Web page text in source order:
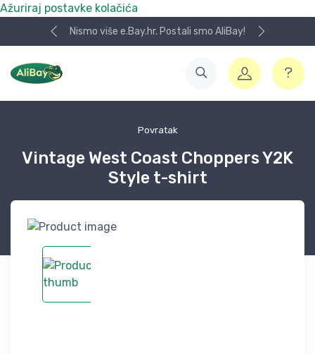
Ažuriraj postavke kolačića
Nismo više e.Bay.hr. Postali smo AliBay!
Povratak
Vintage West Coast Choppers Y2K
Style t-shirt